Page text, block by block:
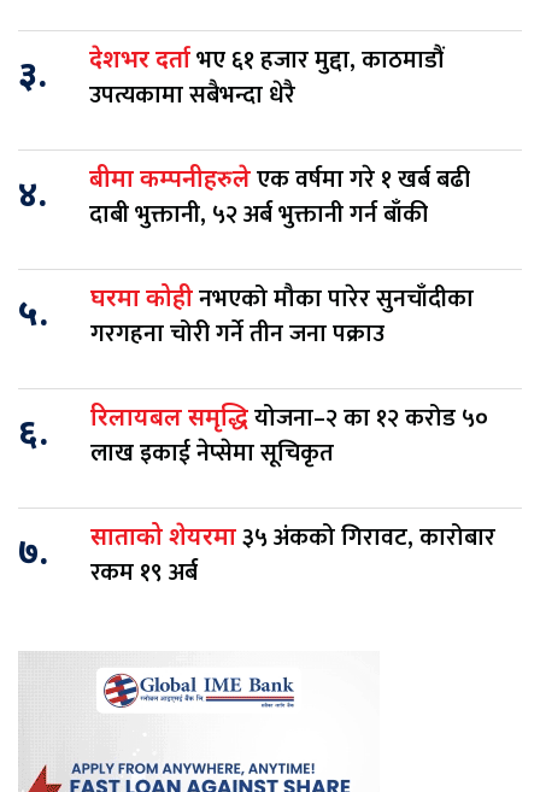
३. देशभर दर्ताभए ६१ हजार मुद्दा, काठमाडौं
उपत्यकामा सबैभन्दा धेरै
४. बीमा कम्पनीहरुलेएक वर्षमा गरे १ खर्ब बढी
दाबी भुक्तानी, ५२ अर्ब भुक्तानी गर्न बाँकी
५. घरमा कोहीनभएको मौका पारेर सुनचाँदीका
गरगहना चोरी गर्ने तीन जना पक्राउ
६. रिलायबल समृद्धियोजना–२ का १२ करोड ५०
लाख इकाई नेप्सेमा सूचिकृत
७. साताको शेयरमा३५ अंकको गिरावट, कारोबार
रकम १९ अर्ब